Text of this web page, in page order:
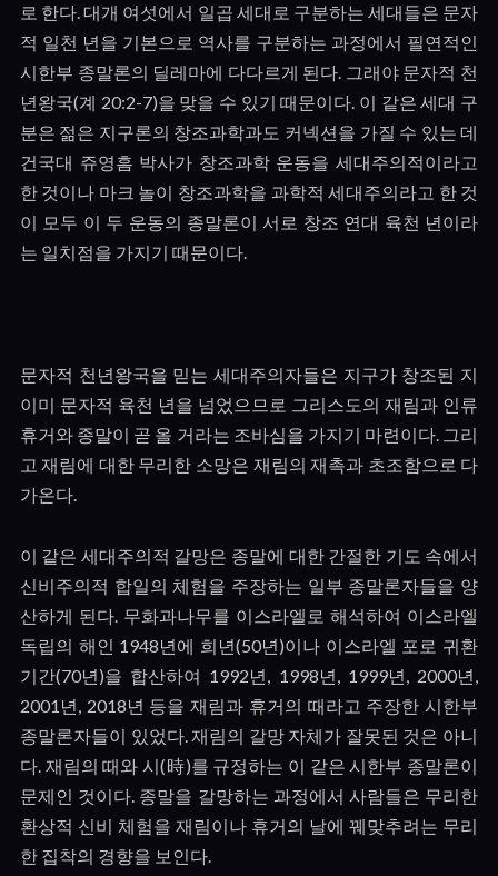
로 한다.대개 여섯에서 일곱 세대로 구분하는 세대들은 문자
적 일천 년을 기본으로 역사를 구분하는 과정에서 필연적인
시한부 종말론의 딜레마에 다다르게 된다. 그래야 문자적 천
년왕국(계 20:2-7)을 맞을 수 있기 때문이다. 이 같은 세대 구
분은 젊은 지구론의 창조과학과도 커넥션을 가질 수 있는 데
건국대 쥬영흠 박사가 창조과학 운동을 세대주의적이라고
한 것이나 마크 놀이 창조과학을 과학적 세대주의라고 한 것
이 모두 이 두 운동의 종말론이 서로 창조 연대 육천 년이라
는 일치점을 가지기 때문이다.
문자적 천년왕국을 믿는 세대주의자들은 지구가 창조된 지
이미 문자적 육천 년을 넘었으므로 그리스도의 재림과 인류
휴거와 종말이 곧 올 거라는 조바심을 가지기 마련이다. 그리
고 재림에 대한 무리한 소망은 재림의 재촉과 초조함으로 다
가온다.
이 같은 세대주의적 갈망은 종말에 대한 간절한 기도 속에서
신비주의적 합일의 체험을 주장하는 일부 종말론자들을 양
산하게 된다. 무화과나무를 이스라엘로 해석하여 이스라엘
독립의 해인 1948년에 희년(50년)이나 이스라엘 포로 귀환
기간(70년)을 합산하여 1992년, 1998년, 1999년, 2000년,
2001 년, 2018년 등을 재림과 휴거의 때라고 주장한 시한부
종말론자들이 있었다.재림의 갈망 자체가 잘못된 것은 아니
다. 재림의 때와 시(時)를 규정하는 이 같은 시한부 종말론이
문제인 것이다. 종말을 갈망하는 과정에서 사람들은 무리한
환상적 신비 체험을 재림이나 휴거의 날에 꿰맞추려는 무리
한 집착의 경향을 보인다.